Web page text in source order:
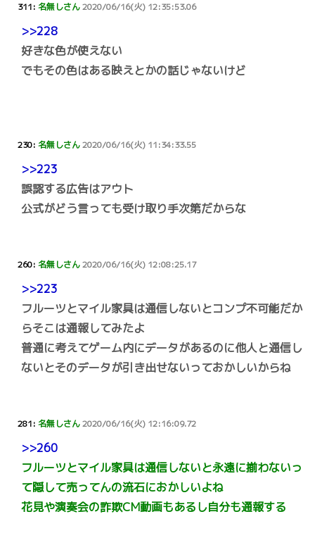
311: 名無しさん2020/06/16(火) 12:35:53.06
>>228
好きな色が使えない
でもその色はある映えとかの話じゃないけど
230: 名無しさん2020/06/16(火) 11:34:33.55
>>223
誤認する広告はアウト
公式がどう言っても受け取り手次第だからな
260: 名無しさん2020/06/16(火) 12:08:25.17
>>223
フルーツとマイル家具は通信しないとコンプ不可能だか
らそこは通報してみたよ
普通に考えてゲーム内にデータがあるのに他人と通信し
ないとそのデータが引き出せないっておかしいからね
281: 名無しさん2020/06/16(火) 12:16:09.72
>>260
フルーツとマイル家具は通信しないと永遠に揃わないっ
て隠して売ってんの流石におかしいよね
花見や演奏会の詐欺CM動画もあるし自分も通報する